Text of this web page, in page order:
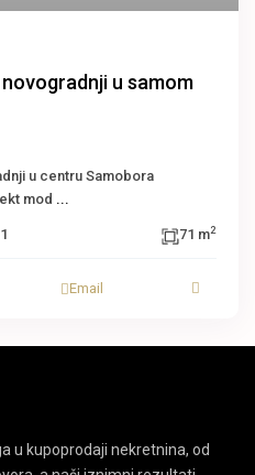
u samom
u centru Samobora
mod ...
1 71 m2
Email
u kupoprodaji nekretnina, od